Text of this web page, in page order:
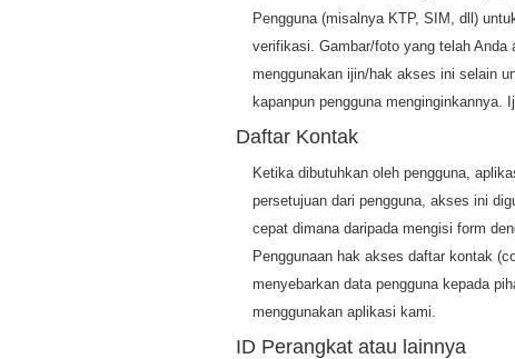
Pengguna (misalnya KTP, SIM, dll)
verifikasi. Gambar/foto yang telah
menggunakan ijin/hak akses ini selain
kapanpun pengguna
Daftar Kontak
Ketika dibutuhkan oleh pengguna,
persetujuan dari pengguna, akses ini
cepat dimana daripada mengisi form
Penggunaan hak akses daftar kontak
menyebarkan data pengguna kepada
menggunakan aplikasi kami.
ID Perangkat atau lainnya